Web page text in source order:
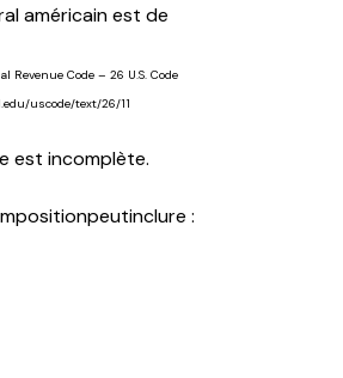
américain est de
Revenue Code – 26 U.S. Code
uscode/text/26/11
est incomplète.
peutinclure :